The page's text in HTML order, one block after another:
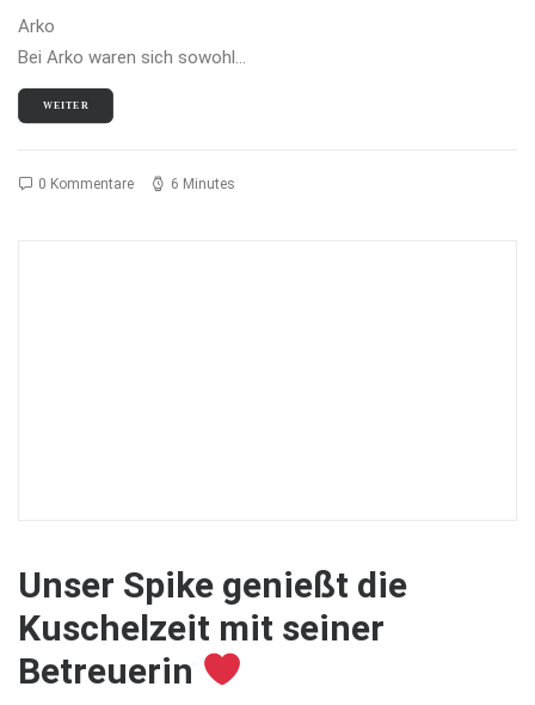
Arko
Bei Arko waren sich sowohl…
WEITER
0 Kommentare 6 Minutes
Unser Spike genießt die
Kuschelzeit mit seiner
Betreuerin